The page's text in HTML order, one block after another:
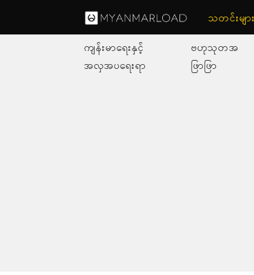
သတင်းများ
ကျန်းမာရေးနှင့်
အလှအပရေးရာ
ဗဟုသုတအ
ဖြာဖြာ